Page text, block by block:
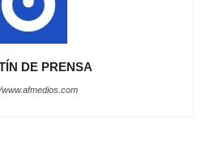
DE PRENSA